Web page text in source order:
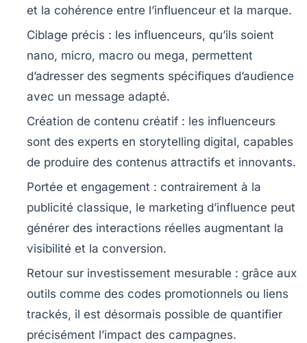
et la cohérence entre l’influenceur et la marque.
Ciblage précis : les influenceurs, qu’ils soient
nano, micro, macro ou mega, permettent
d’adresser des segments spécifiques d’audience
avec un message adapté.
Création de contenu créatif : les influenceurs
sont des experts en storytelling digital, capables
de produire des contenus attractifs et innovants.
Portée et engagement : contrairement à la
publicité classique, le marketing d’influence peut
générer des interactions réelles augmentant la
visibilité et la conversion.
Retour sur investissement mesurable : grâce aux
outils comme des codes promotionnels ou liens
trackés, il est désormais possible de quantifier
précisément l’impact des campagnes.